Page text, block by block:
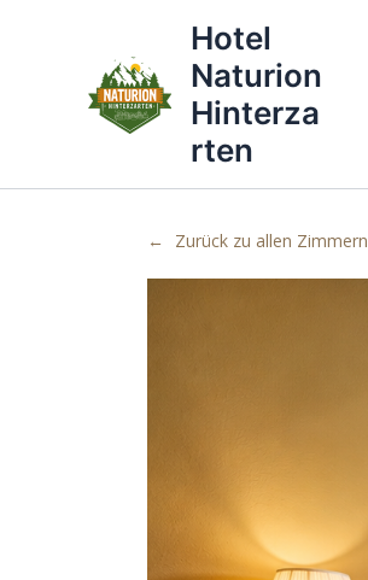
Hotel
Naturion
Hinterza
rten
Zurück zu allen Zimmern